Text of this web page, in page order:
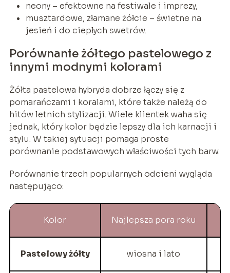
neony – efektowne na festiwale i imprezy,
musztardowe, złamane żółcie – świetne na
jesień i do ciepłych swetrów.
Porównanie żółtego pastelowego z
innymi modnymi kolorami
Żółta pastelowa hybryda dobrze łączy się z
pomarańczami i koralami, które także należą do
hitów letnich stylizacji. Wiele klientek waha się
jednak, który kolor będzie lepszy dla ich karnacji i
stylu. W takiej sytuacji pomaga proste
porównanie podstawowych właściwości tych barw.
Porównanie trzech popularnych odcieni wygląda
następująco:
Kolor Najlepsza pora roku
Pastelowy żółty wiosna i lato